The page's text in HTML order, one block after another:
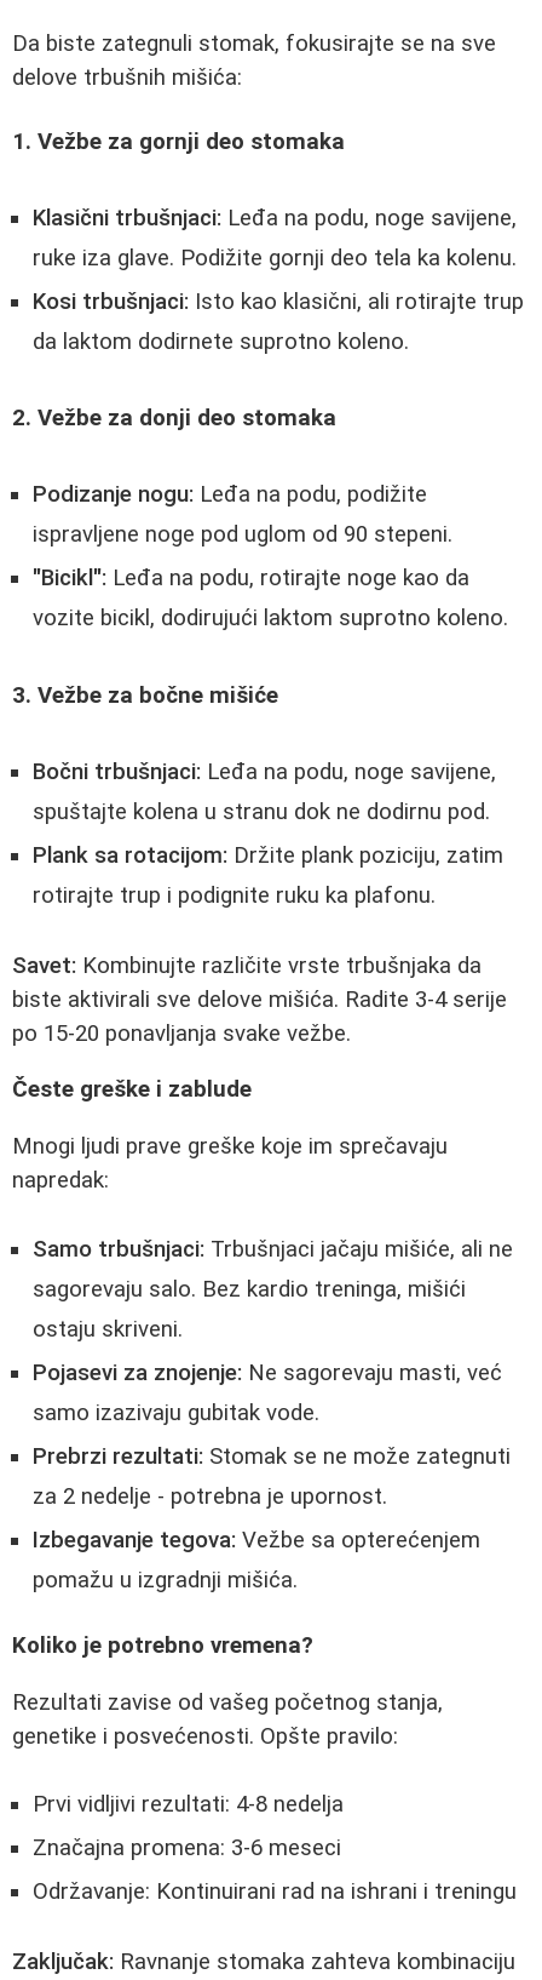
Da biste zategnuli stomak, fokusirajte se na sve
delove trbušnih mišića:
1. Vežbe za gornji deo stomaka
Klasični trbušnjaci: Leđa na podu, noge savijene,
ruke iza glave. Podižite gornji deo tela ka kolenu.
Kosi trbušnjaci: Isto kao klasični, ali rotirajte trup
da laktom dodirnete suprotno koleno.
2. Vežbe za donji deo stomaka
Podizanje nogu: Leđa na podu, podižite
ispravljene noge pod uglom od 90 stepeni.
"Bicikl": Leđa na podu, rotirajte noge kao da
vozite bicikl, dodirujući laktom suprotno koleno.
3. Vežbe za bočne mišiće
Bočni trbušnjaci: Leđa na podu, noge savijene,
spuštajte kolena u stranu dok ne dodirnu pod.
Plank sa rotacijom: Držite plank poziciju, zatim
rotirajte trup i podignite ruku ka plafonu.
Savet: Kombinujte različite vrste trbušnjaka da
biste aktivirali sve delove mišića. Radite 3-4 serije
po 15-20 ponavljanja svake vežbe.
Česte greške i zablude
Mnogi ljudi prave greške koje im sprečavaju
napredak:
Samo trbušnjaci: Trbušnjaci jačaju mišiće, ali ne
sagorevaju salo. Bez kardio treninga, mišići
ostaju skriveni.
Pojasevi za znojenje: Ne sagorevaju masti, već
samo izazivaju gubitak vode.
Prebrzi rezultati: Stomak se ne može zategnuti
za 2 nedelje - potrebna je upornost.
Izbegavanje tegova: Vežbe sa opterećenjem
pomažu u izgradnji mišića.
Koliko je potrebno vremena?
Rezultati zavise od vašeg početnog stanja,
genetike i posvećenosti. Opšte pravilo:
Prvi vidljivi rezultati: 4-8 nedelja
Značajna promena: 3-6 meseci
Održavanje: Kontinuirani rad na ishrani i treningu
Zaključak: Ravnanje stomaka zahteva kombinaciju